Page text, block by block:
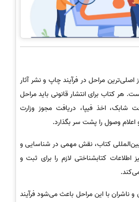
اصلی‌ترین مراحل در فرآیند چاپ و نشر آثار
هر کتاب برای انتشار قانونی باید مراحل
شابک، اخذ فیپا، دریافت مجوز وزارت
وصول را پشت سر بگذارد.
کتاب، نقش مهمی در شناسایی و
اطلاعات کتابشناختی لازم را برای ثبت و
ناشران با این مراحل باعث می‌شود فرآیند